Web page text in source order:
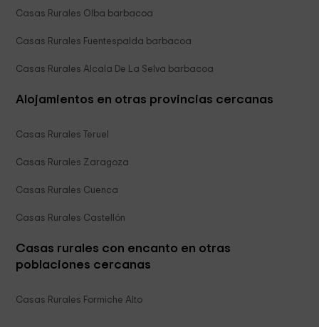
Casas Rurales Olba barbacoa
Casas Rurales Fuentespalda barbacoa
Casas Rurales Alcala De La Selva barbacoa
Alojamientos en otras provincias cercanas
Casas Rurales Teruel
Casas Rurales Zaragoza
Casas Rurales Cuenca
Casas Rurales Castellón
Casas rurales con encanto en otras
poblaciones cercanas
Casas Rurales Formiche Alto